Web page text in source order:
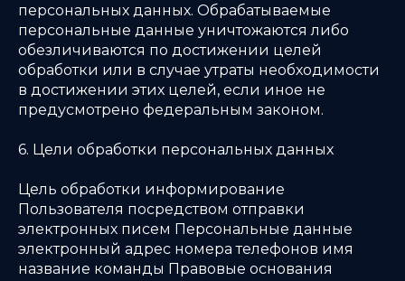
персональных данных. Обрабатываемые
персональные данные уничтожаются либо
обезличиваются по достижении целей
обработки или в случае утраты необходимости
в достижении этих целей, если иное не
предусмотрено федеральным законом.
6. Цели обработки персональных данных
Цель обработки информирование
Пользователя посредством отправки
электронных писем Персональные данные
электронный адрес номера телефонов имя
название команды Правовые основания